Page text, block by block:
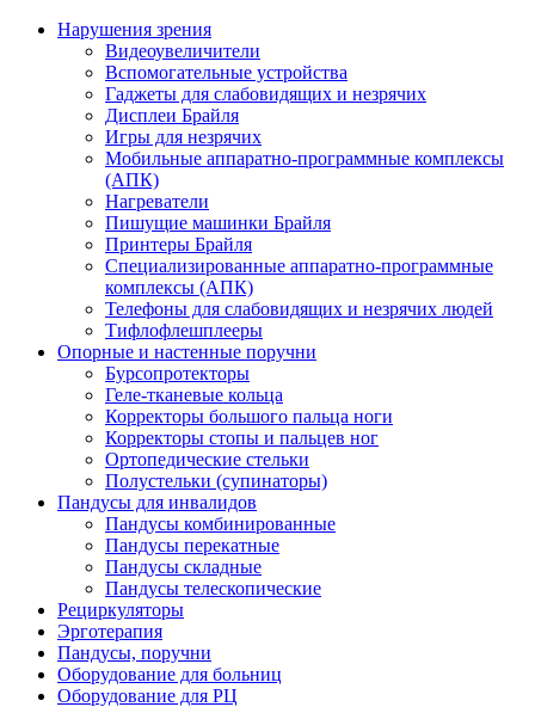
Нарушения зрения
Видеоувеличители
Вспомогательные устройства
Гаджеты для слабовидящих и незрячих
Дисплеи Брайля
Игры для незрячих
Мобильные аппаратно-программные комплексы
(АПК)
Нагреватели
Пишущие машинки Брайля
Принтеры Брайля
Специализированные аппаратно-программные
комплексы (АПК)
Телефоны для слабовидящих и незрячих людей
Тифлофлешплееры
Опорные и настенные поручни
Бурсопротекторы
Геле-тканевые кольца
Корректоры большого пальца ноги
Корректоры стопы и пальцев ног
Ортопедические стельки
Полустельки (супинаторы)
Пандусы для инвалидов
Пандусы комбинированные
Пандусы перекатные
Пандусы складные
Пандусы телескопические
Рециркуляторы
Эрготерапия
Пандусы, поручни
Оборудование для больниц
Оборудование для РЦ